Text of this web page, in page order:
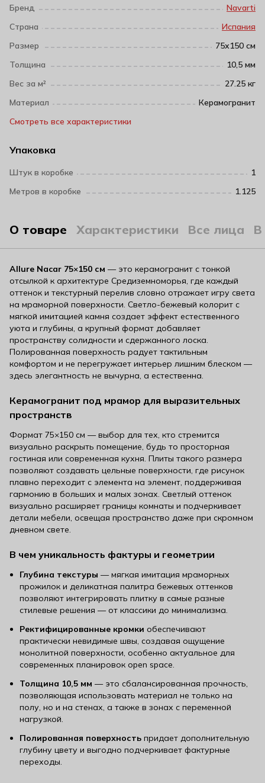
Бренд
Navarti
Страна
Испания
Размер
75х150 см
Толщина
10,5 мм
Вес за м²
27.25 кг
Материал
Керамогранит
Смотреть все характеристики
Упаковка
Штук в коробке
1
Метров в коробке
1.125
О товаре Характеристики Все лица В
Allure Nacar 75×150 см — это керамогранит с тонкой
отсылкой к архитектуре Средиземноморья, где каждый
оттенок и текстурный перелив словно отражает игру света
на мраморной поверхности. Светло-бежевый колорит с
мягкой имитацией камня создает эффект естественного
уюта и глубины, а крупный формат добавляет
пространству солидности и сдержанного лоска.
Полированная поверхность радует тактильным
комфортом и не перегружает интерьер лишним блеском —
здесь элегантность не вычурна, а естественна.
Керамогранит под мрамор для выразительных
пространств
Формат 75×150 см — выбор для тех, кто стремится
визуально раскрыть помещение, будь то просторная
гостиная или современная кухня. Плиты такого размера
позволяют создавать цельные поверхности, где рисунок
плавно переходит с элемента на элемент, поддерживая
гармонию в больших и малых зонах. Светлый оттенок
визуально расширяет границы комнаты и подчеркивает
детали мебели, освещая пространство даже при скромном
дневном свете.
В чем уникальность фактуры и геометрии
Глубина текстуры — мягкая имитация мраморных
прожилок и деликатная палитра бежевых оттенков
позволяют интегрировать плитку в самые разные
стилевые решения — от классики до минимализма.
Ректифицированные кромки обеспечивают
практически невидимые швы, создавая ощущение
монолитной поверхности, особенно актуальное для
современных планировок open space.
Толщина 10,5 мм — это сбалансированная прочность,
позволяющая использовать материал не только на
полу, но и на стенах, а также в зонах с переменной
нагрузкой.
Полированная поверхность придает дополнительную
глубину цвету и выгодно подчеркивает фактурные
переходы.